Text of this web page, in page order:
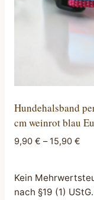
Hundehalsband
cm weinrot blau
9,90 € –15,90 €
Kein
nach §19 (1) UStG.